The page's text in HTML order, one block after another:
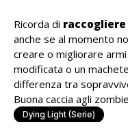
Ricorda di
anche se al momento
creare o migliorare
modificata o un
differenza tra
Buona caccia agli
Dying Light (serie)